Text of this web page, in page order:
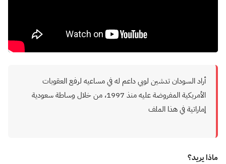
أراد السودان تدشين لوبي داعم له في مساعيه لرفع العقوبات
الأمريكية المفروضة عليه منذ 1997، من خلال وساطة سعودية
إماراتية في هذا الملف
ماذا يريد؟